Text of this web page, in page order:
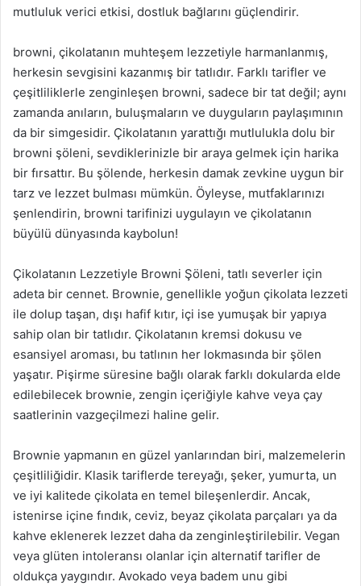
mutluluk verici etkisi, dostluk bağlarını güçlendirir.
browni, çikolatanın muhteşem lezzetiyle harmanlanmış,
herkesin sevgisini kazanmış bir tatlıdır. Farklı tarifler ve
çeşitliliklerle zenginleşen browni, sadece bir tat değil; aynı
zamanda anıların, buluşmaların ve duyguların paylaşımının
da bir simgesidir. Çikolatanın yarattığı mutlulukla dolu bir
browni şöleni, sevdiklerinizle bir araya gelmek için harika
bir fırsattır. Bu şölende, herkesin damak zevkine uygun bir
tarz ve lezzet bulması mümkün. Öyleyse, mutfaklarınızı
şenlendirin, browni tarifinizi uygulayın ve çikolatanın
büyülü dünyasında kaybolun!
Çikolatanın Lezzetiyle Browni Şöleni, tatlı severler için
adeta bir cennet. Brownie, genellikle yoğun çikolata lezzeti
ile dolup taşan, dışı hafif kıtır, içi ise yumuşak bir yapıya
sahip olan bir tatlıdır. Çikolatanın kremsi dokusu ve
esansiyel aroması, bu tatlının her lokmasında bir şölen
yaşatır. Pişirme süresine bağlı olarak farklı dokularda elde
edilebilecek brownie, zengin içeriğiyle kahve veya çay
saatlerinin vazgeçilmezi haline gelir.
Brownie yapmanın en güzel yanlarından biri, malzemelerin
çeşitliliğidir. Klasik tariflerde tereyağı, şeker, yumurta, un
ve iyi kalitede çikolata en temel bileşenlerdir. Ancak,
istenirse içine fındık, ceviz, beyaz çikolata parçaları ya da
kahve eklenerek lezzet daha da zenginleştirilebilir. Vegan
veya glüten intoleransı olanlar için alternatif tarifler de
oldukça yaygındır. Avokado veya badem unu gibi